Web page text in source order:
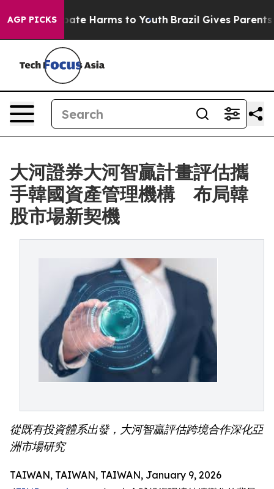
AGP PICKS
to Abate Harms to Youth Brazil Gives Parents
大河證券大河智贏計畫評估攜
手韓國資產管理機構 布局韓
股市場新契機
從既有投資體系出發，大河智贏評估跨境合作深化亞
洲市場研究
TAIWAN, TAIWAN, TAIWAN, January 9, 2026